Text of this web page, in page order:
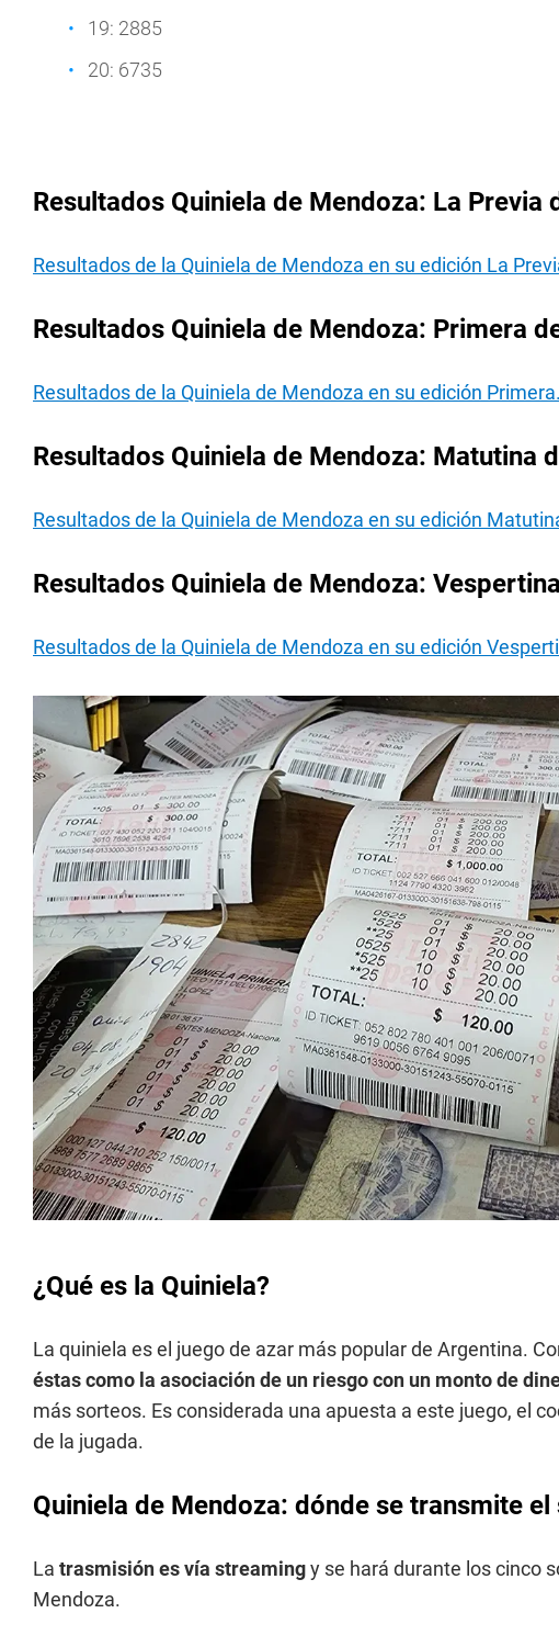
19: 2885
20: 6735
Resultados Quiniela de Mendoza: La Previa
Resultados de la Quiniela de Mendoza en su edición La
Resultados Quiniela de Mendoza: Primera
Resultados de la Quiniela de Mendoza en su edición Primera.
Resultados Quiniela de Mendoza: Matutina
Resultados de la Quiniela de Mendoza en su edición
Resultados Quiniela de Mendoza:
Resultados de la Quiniela de Mendoza en su edición
¿Qué es la Quiniela?
La quiniela es el juego de azar más popular de Argentina.
éstas como la asociación de un riesgo con un monto de
más sorteos. Es considerada una apuesta a este juego, el
de la jugada.
Quiniela de Mendoza: dónde se transmite
La trasmisión es vía streamingy se hará durante los cinco
Mendoza.